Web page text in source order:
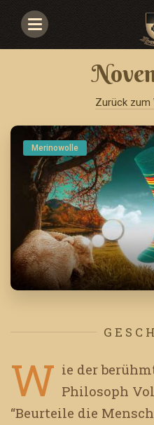
Navigace
Zurück zum
Merinowolle
W ie der
Philosoph
“Beurteile die